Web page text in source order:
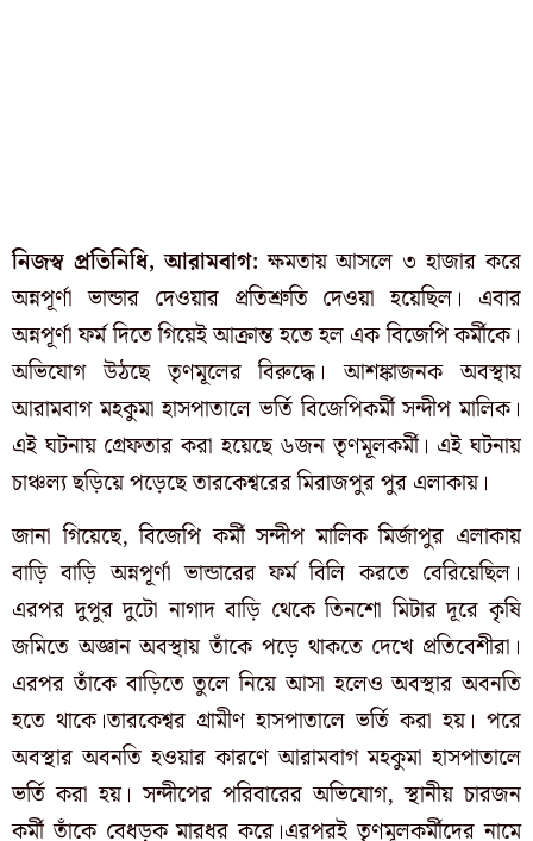
নিজস্ব প্রতিনিধি, আরামবাগ: ক্ষমতায় আসলে ৩ হাজার করে
অন্নপূর্ণা ভান্ডার দেওয়ার প্রতিশ্রুতি দেওয়া হয়েছিল। এবার
অন্নপূর্ণা ফর্ম দিতে গিয়েই আক্রান্ত হতে হল এক বিজেপি কর্মীকে।
অভিযোগ উঠছে তৃণমূলের বিরুদ্ধে। আশঙ্কাজনক অবস্থায়
আরামবাগ মহকুমা হাসপাতালে ভর্তি বিজেপিকর্মী সন্দীপ মালিক।
এই ঘটনায় গ্রেফতার করা হয়েছে ৬জন তৃণমূলকর্মী। এই ঘটনায়
চাঞ্চল্য ছড়িয়ে পড়েছে তারকেশ্বরের মিরাজপুর পুর এলাকায়।
জানা গিয়েছে,বিজেপি কর্মী সন্দীপ মালিক মির্জাপুর এলাকায়
বাড়ি বাড়ি অন্নপূর্ণা ভান্ডারের ফর্ম বিলি করতে বেরিয়েছিল।
এরপর দুপুর দুটো নাগাদ বাড়ি থেকে তিনশো মিটার দূরে কৃষি
জমিতে অজ্ঞান অবস্থায় তাঁকে পড়ে থাকতে দেখে প্রতিবেশীরা।
এরপর তাঁকে বাড়িতে তুলে নিয়ে আসা হলেও অবস্থার অবনতি
হতে থাকে।তারকেশ্বর গ্রামীণ হাসপাতালে ভর্তি করা হয়। পরে
অবস্থার অবনতি হওয়ার কারণে আরামবাগ মহকুমা হাসপাতালে
ভর্তি করা হয়। সন্দীপের পরিবারের অভিযোগ, স্থানীয় চারজন
কর্মী তাঁকে বেধড়ক মারধর করে।এরপরই তৃণমূলকর্মীদের নামে